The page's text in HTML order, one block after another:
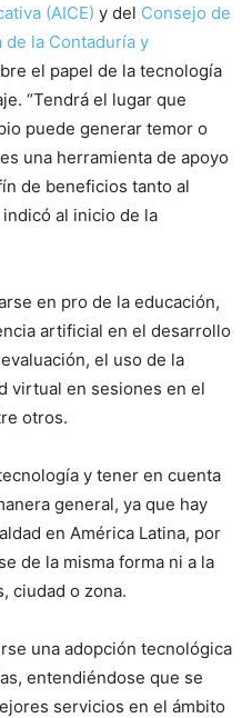
(AICE) y del Consejo de
de la Contaduría y
el papel de la tecnología
“Tendrá el lugar que
puede generar temor o
una herramienta de apoyo
de beneficios tanto al
al inicio de la
en pro de la educación,
artificial en el desarrollo
el uso de la
virtual en sesiones en el
otros.
y tener en cuenta
general, ya que hay
en América Latina, por
de la misma forma ni a la
ciudad o zona.
una adopción tecnológica
entendiéndose que se
servicios en el ámbito